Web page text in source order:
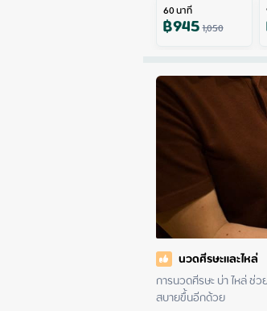
60นาที
฿9451,050
นวดศีรษะและไหล่
การนวดศีรษะ บ่า ไหล่ ช่
สบายขึ้นอีกด้วย